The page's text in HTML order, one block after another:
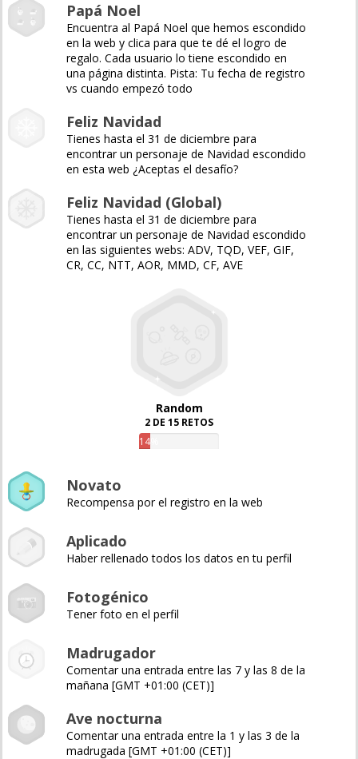
Papá Noel
Encuentra al Papá Noel que hemos escondido
en la web y clica para que te dé el logro de
regalo. Cada usuario lo tiene escondido en
una página distinta. Pista: Tu fecha de registro
vs cuando empezó todo
Feliz Navidad
Tienes hasta el 31 de diciembre para
encontrar un personaje de Navidad escondido
en esta web ¿Aceptas el desafío?
Feliz Navidad (Global)
Tienes hasta el 31 de diciembre para
encontrar un personaje de Navidad escondido
en las siguientes webs: ADV, TQD, VEF, GIF,
CR, CC, NTT, AOR, MMD, CF, AVE
Random
2 DE 15 RETOS
14%
Novato
Recompensa por el registro en la web
Aplicado
Haber rellenado todos los datos en tu perfil
Fotogénico
Tener foto en el perfil
Madrugador
Comentar una entrada entre las 7 y las 8 de la
mañana [GMT +01:00 (CET)]
Ave nocturna
Comentar una entrada entre la 1 y las 3 de la
madrugada [GMT +01:00 (CET)]